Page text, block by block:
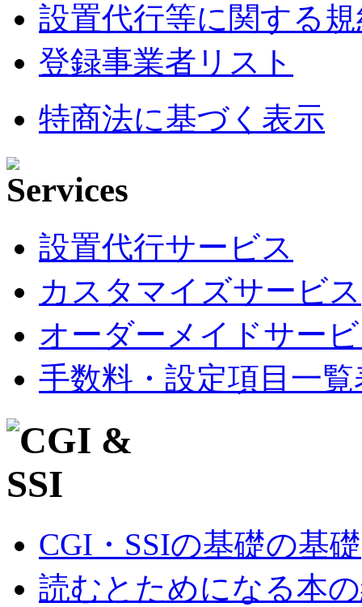
設置代行等に関する
登録事業者リスト
特商法に基づく表示
設置代行サービス
カスタマイズサービス
オーダーメイドサー
手数料・設定項目一覧
CGI・SSIの基礎の基礎
読むとためになる本